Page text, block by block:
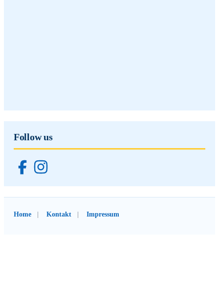
Follow us
Home Kontakt Impressum